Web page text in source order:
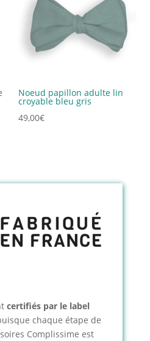
Noeud papillon adulte lin
croyable bleu gris
49,00€
certifiés par le label
chaque étape de
Complissime est